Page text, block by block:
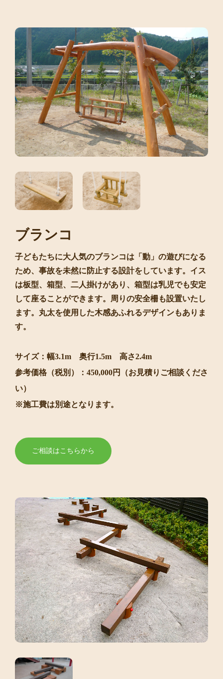
ブランコ
子どもたちに大人気のブランコは「動」の遊びになる
ため、事故を未然に防止する設計をしています。イス
は板型、箱型、二人掛けがあり、箱型は乳児でも安定
して座ることができます。周りの安全柵も設置いたし
ます。丸太を使用した木感あふれるデザインもありま
す。
サイズ：幅3.1m 奥行1.5m 高さ2.4m
参考価格（税別）：450,000円（お見積りご相談くださ
い）
※施工費は別途となります。
ご相談はこちらから